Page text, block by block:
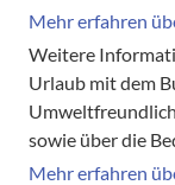
Mehr erfahren
Weitere
Urlaub mit dem
sowie über die
Mehr erfahren